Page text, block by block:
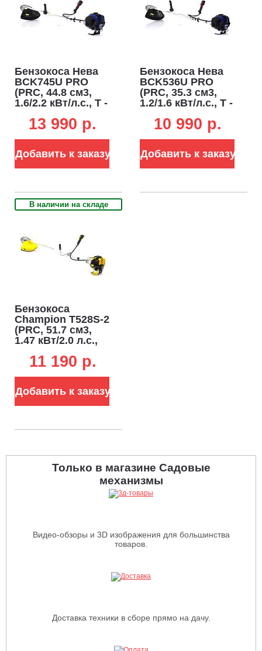
Бензокоса Нева
BCK745U PRO
(PRC, 44.8 см3,
1.6/2.2 кВт/л.с., T -
3Т нож + леска 2,4
13 990 p.
Добавить к заказу
Бензокоса Нева
BCK536U PRO
(PRC, 35.3 см3,
1.2/1.6 кВт/л.с., T -
3Т нож + леска 2,4
10 990 p.
Добавить к заказу
В наличии на складе
Бензокоса
Champion T528S-2
(PRC, 51.7 см3,
1.47 кВт/2.0 л.с.,
леска 2.4 мм,
неразборная, 6.7
11 190 p.
Добавить к заказу
Только в магазине Садовые
механизмы
Видео-обзоры и 3D изображения для большинства
товаров.
Доставка техники в сборе прямо на дачу.